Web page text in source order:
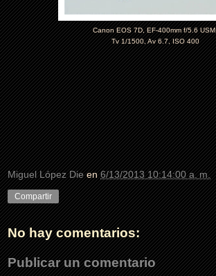
Canon EOS 7D, EF-400mm f/5.6
Tv 1/1500, Av 6.7, ISO 400
Miguel López Die en6/13/2013 10:14:00 a. m.
Compartir
No hay comentarios:
Publicar un comentario